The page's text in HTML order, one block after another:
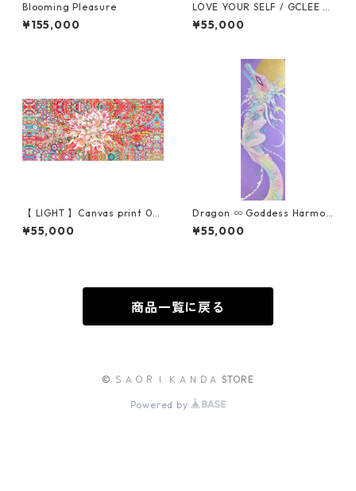
Blooming Pleasure
¥155,000
LOVE YOUR SELF / GCLEE P
RINT (高画質プリント)
¥55,000
【 LIGHT 】Canvas print 02
/ without frame ( flat sheet
)
¥55,000
Dragon ∞ Goddess Harmon
y / GCLEE PRINT(高画質プリ
ント)
¥55,000
商品一覧に戻る
© ＳＡＯＲＩ ＫＡＮＤＡ STORE
Powered by